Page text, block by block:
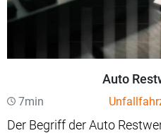
Auto
7min
Der Begriff der Auto